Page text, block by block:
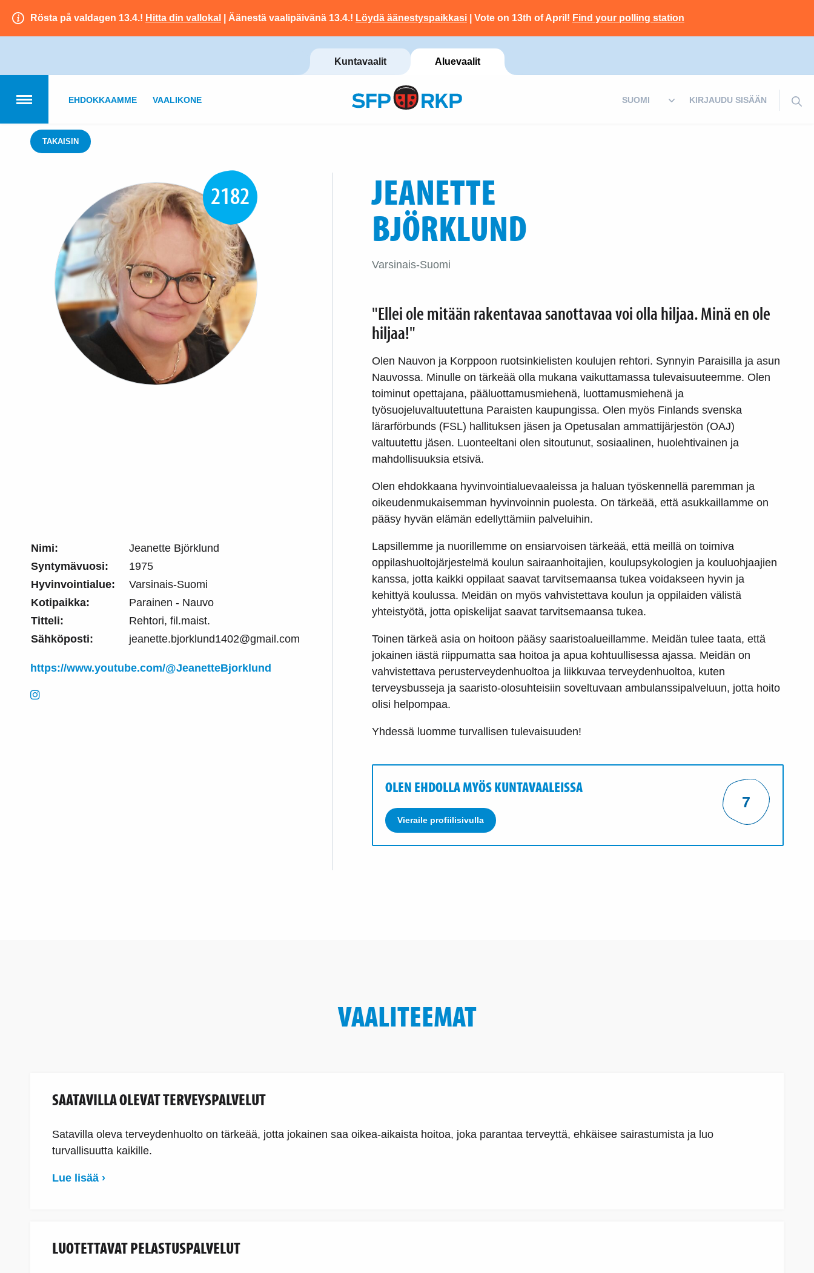
Rösta på valdagen 13.4.! Hitta din vallokal | Äänestä vaalipäivänä 13.4.! Löydä äänestyspaikkasi | Vote on 13th of April! Find your polling station
Kuntavaalit Aluevaalit
KIRJAUDU SISÄÄN
EHDOKKAAMME VAALIKONE
TAKAISIN
2182
Nimi:
Jeanette Björklund
Syntymävuosi:
1975
Hyvinvointialue:
Varsinais-Suomi
Kotipaikka:
Parainen - Nauvo
Titteli:
Rehtori, fil.maist.
Sähköposti:
jeanette.bjorklund1402@gmail.com
https://www.youtube.com/@JeanetteBjorklund
JEANETTE
BJÖRKLUND
Varsinais-Suomi
"Ellei ole mitään rakentavaa sanottavaa voi olla hiljaa. Minä en ole
hiljaa!"
Olen Nauvon ja Korppoon ruotsinkielisten koulujen rehtori. Synnyin Paraisilla ja asun
Nauvossa. Minulle on tärkeää olla mukana vaikuttamassa tulevaisuuteemme. Olen
toiminut opettajana, pääluottamusmiehenä, luottamusmiehenä ja
työsuojeluvaltuutettuna Paraisten kaupungissa. Olen myös Finlands svenska
lärarförbunds (FSL) hallituksen jäsen ja Opetusalan ammattijärjestön (OAJ)
valtuutettu jäsen. Luonteeltani olen sitoutunut, sosiaalinen, huolehtivainen ja
mahdollisuuksia etsivä.
Olen ehdokkaana hyvinvointialuevaaleissa ja haluan työskennellä paremman ja
oikeudenmukaisemman hyvinvoinnin puolesta. On tärkeää, että asukkaillamme on
pääsy hyvän elämän edellyttämiin palveluihin.
Lapsillemme ja nuorillemme on ensiarvoisen tärkeää, että meillä on toimiva
oppilashuoltojärjestelmä koulun sairaanhoitajien, koulupsykologien ja kouluohjaajien
kanssa, jotta kaikki oppilaat saavat tarvitsemaansa tukea voidakseen hyvin ja
kehittyä koulussa. Meidän on myös vahvistettava koulun ja oppilaiden välistä
yhteistyötä, jotta opiskelijat saavat tarvitsemaansa tukea.
Toinen tärkeä asia on hoitoon pääsy saaristoalueillamme. Meidän tulee taata, että
jokainen iästä riippumatta saa hoitoa ja apua kohtuullisessa ajassa. Meidän on
vahvistettava perusterveydenhuoltoa ja liikkuvaa terveydenhuoltoa, kuten
terveysbusseja ja saaristo-olosuhteisiin soveltuvaan ambulanssipalveluun, jotta hoito
olisi helpompaa.
Yhdessä luomme turvallisen tulevaisuuden!
OLEN EHDOLLA MYÖS KUNTAVAALEISSA
Vieraile profiilisivulla
7
VAALITEEMAT
SAATAVILLA OLEVAT TERVEYSPALVELUT
Satavilla oleva terveydenhuolto on tärkeää, jotta jokainen saa oikea-aikaista hoitoa, joka parantaa terveyttä, ehkäisee sairastumista ja luo
turvallisuutta kaikille.
Lue lisää ›
LUOTETTAVAT PELASTUSPALVELUT